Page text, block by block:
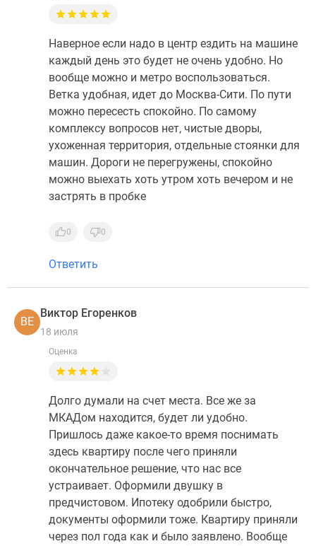
Наверное если надо в центр ездить на машине
каждый день это будет не очень удобно. Но
вообще можно и метро воспользоваться.
Ветка удобная, идет до Москва-Сити. По пути
можно пересесть спокойно. По самому
комплексу вопросов нет, чистые дворы,
ухоженная территория, отдельные стоянки для
машин. Дороги не перегружены, спокойно
можно выехать хоть утром хоть вечером и не
застрять в пробке
0 0
Ответить
ВЕ
Виктор Егоренков
18 июля
Оценка
Долго думали на счет места. Все же за
МКАДом находится, будет ли удобно.
Пришлось даже какое-то время поснимать
здесь квартиру после чего приняли
окончательное решение, что нас все
устраивает. Оформили двушку в
предчистовом. Ипотеку одобрили быстро,
документы оформили тоже. Квартиру приняли
через пол года как и было заявлено. Вообще